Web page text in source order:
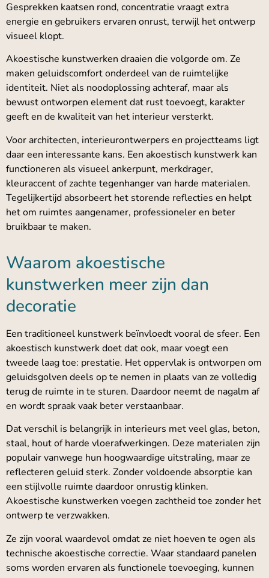
Gesprekken kaatsen rond, concentratie vraagt extra
energie en gebruikers ervaren onrust, terwijl het ontwerp
visueel klopt.
Akoestische kunstwerken draaien die volgorde om. Ze
maken geluidscomfort onderdeel van de ruimtelijke
identiteit. Niet als noodoplossing achteraf, maar als
bewust ontworpen element dat rust toevoegt, karakter
geeft en de kwaliteit van het interieur versterkt.
Voor architecten, interieurontwerpers en projectteams ligt
daar een interessante kans. Een akoestisch kunstwerk kan
functioneren als visueel ankerpunt, merkdrager,
kleuraccent of zachte tegenhanger van harde materialen.
Tegelijkertijd absorbeert het storende reflecties en helpt
het om ruimtes aangenamer, professioneler en beter
bruikbaar te maken.
Waarom akoestische
kunstwerken meer zijn dan
decoratie
Een traditioneel kunstwerk beïnvloedt vooral de sfeer. Een
akoestisch kunstwerk doet dat ook, maar voegt een
tweede laag toe: prestatie. Het oppervlak is ontworpen om
geluidsgolven deels op te nemen in plaats van ze volledig
terug de ruimte in te sturen. Daardoor neemt de nagalm af
en wordt spraak vaak beter verstaanbaar.
Dat verschil is belangrijk in interieurs met veel glas, beton,
staal, hout of harde vloerafwerkingen. Deze materialen zijn
populair vanwege hun hoogwaardige uitstraling, maar ze
reflecteren geluid sterk. Zonder voldoende absorptie kan
een stijlvolle ruimte daardoor onrustig klinken.
Akoestische kunstwerken voegen zachtheid toe zonder het
ontwerp te verzwakken.
Ze zijn vooral waardevol omdat ze niet hoeven te ogen als
technische akoestische correctie. Waar standaard panelen
soms worden ervaren als functionele toevoeging, kunnen